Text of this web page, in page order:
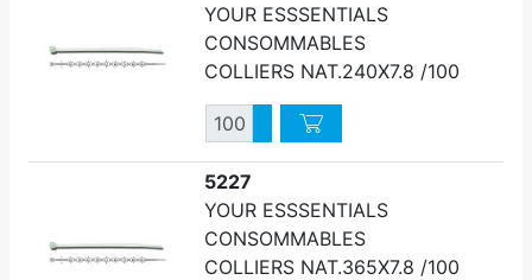
YOUR ESSSENTIALS
CONSOMMABLES
COLLIERS NAT.240X7.8 /100
QuantitéAugmenter quantité
Diminuer quantité
5227
YOUR ESSSENTIALS
CONSOMMABLES
COLLIERS NAT.365X7.8 /100